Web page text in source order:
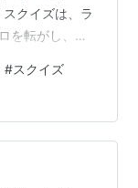
クイズは、ラ
を転がし、そ
場合、３塁ラ
投球と同時に
しい」場面で
すると大事な
クの高い作戦
#スクイズ